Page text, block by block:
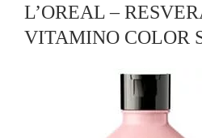
L’OREAL –
VITAMINO COLOR